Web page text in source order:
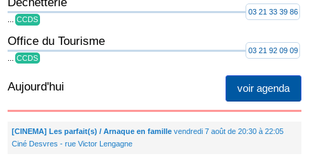
Déchetterie
... CCDS
03 21 33 39 86
Office du Tourisme
CCDS
03 21 92 09 09
voir agenda
Aujourd'hui
[CINEMA] Les parfait(s) / Arnaque en famillevendredi 7 août de 20:30 à 22:05
Ciné Desvres - rue Victor Lengagne